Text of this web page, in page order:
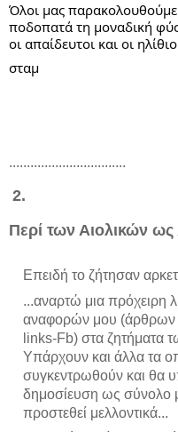
Όλοι μας
ποδοπατά τη μοναδική
οι απαίδευτοι και οι
σταμ
.................................
2.
Περί των Αιολικών
Επειδή το ζήτησαν
...αναρτώ μια πρόχειρη
αναφορών μου (άρθρων
links-Fb) στα ζητήματα
Υπάρχουν και άλλα τα
συγκεντρωθούν και θα
δημοσίευση ως σύνολο
προστεθεί μελλοντικά...